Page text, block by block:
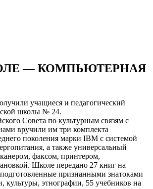
— КОМПЬЮТЕРНАЯ
учащиеся и педагогический
школы № 24.
Совета по культурным связям с
вручили им три комплекта
поколения марки IBM с системой
а также универсальный
факсом, принтером,
Школе передано 27 книг на
признанными знатоками
культуры, этнографии, 55 учебников на